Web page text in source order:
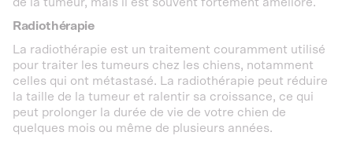
Radiothérapie
La radiothérapie est un traitement couramment utilisé
pour traiter les tumeurs chez les chiens, notamment
celles qui ont métastasé. La radiothérapie peut réduire
la taille de la tumeur et ralentir sa croissance, ce qui
peut prolonger la durée de vie de votre chien de
quelques mois ou même de plusieurs années.